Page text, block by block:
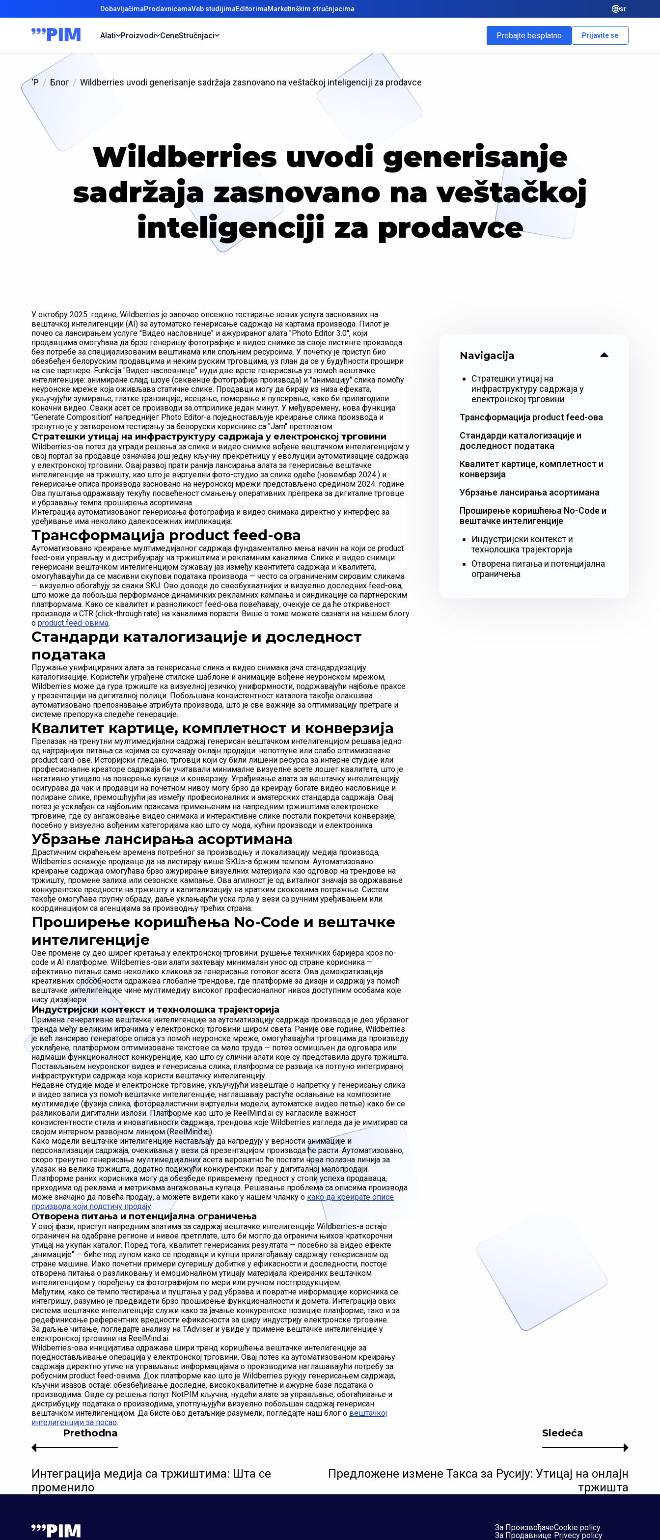
DobavljačimaProdavnicamaVeb studijimaEditorimaMarketinškim stručnjacima sr
Alati Proizvodi CeneStručnjaci Probajte besplatno Prijavite se
'P Блог Wildberries uvodi generisanje sadržaja zasnovano na veštačkoj inteligenciji za prodavce
Wildberries uvodi generisanje
sadržaja zasnovano na veštačkoj
inteligenciji za prodavce
У октобру 2025. године, Wildberries је започео опсежно тестирање нових услуга заснованих на
вештачкој интелигенцији (AI) за аутоматско генерисање садржаја на картама производа. Пилот је
почео са лансирањем услуге "Видео насловнице" и ажурираног алата "Photo Editor 3.0", који
продавцима омогућава да брзо генеришу фотографије и видео снимке за своје листинге производа
без потребе за специјализованим вештинама или спољним ресурсима. У почетку је приступ био
обезбеђен белоруским продавцима и неким руским трговцима, уз план да се у будућности прошири
на све партнере. Funkcija "Видео насловнице" нуди две врсте генерисања уз помоћ вештачке
интелигенције: анимиране слајд шоуе (секвенце фотографија производа) и "анимацију" слика помоћу
неуронске мреже која оживљава статичне слике. Продавци могу да бирају из низа ефеката,
укључујући зумирање, глатке транзиције, исецање, померање и пулсирање, како би прилагодили
коначни видео. Сваки асет се производи за отприлике један минут. У међувремену, нова функција
"Generate Composition" напреднијег Photo Editor-а поједностављује креирање слика производа и
тренутно је у затвореном тестирању за белоруски кориснике са "Jam" претплатом.
Стратешки утицај на инфраструктуру садржаја у електронској трговини
Wildberries-ов потез да угради решења за слике и видео снимке вођене вештачком интелигенцијом у
свој портал за продавце означава још једну кључну прекретницу у еволуцији аутоматизације садржаја
у електронској трговини. Овај развој прати ранија лансирања алата за генерисање вештачке
интелигенције на тржишту, као што је виртуелни фото-студио за слике одеће (новембар 2024.) и
генерисање описа производа засновано на неуронској мрежи представљено средином 2024. године.
Ова пуштања одражавају текућу посвећеност смањењу оперативних препрека за дигиталне трговце
и убрзавању темпа проширења асортимана.
Интеграција аутоматизованог генерисања фотографија и видео снимака директно у интерфејс за
уређивање има неколико далекосежних импликација:
Трансформација product feed-ова
Аутоматизовано креирање мултимедијалног садржаја фундаментално мења начин на који се product
feed-ови управљају и дистрибуирају на тржиштима и рекламним каналима. Слике и видео снимци
генерисани вештачком интелигенцијом сужавају јаз између квантитета садржаја и квалитета,
омогућавајући да се масивни скупови података производа — често са ограниченим сировим сликама
— визуелно обогаћују за сваки SKU. Ово доводи до свеобухватнијих и визуелно доследних feed-ова,
што може да побољша перформансе динамичких рекламних кампања и синдикације са партнерским
платформама. Како се квалитет и разноликост feed-ова повећавају, очекује се да ће откривеност
производа и CTR (click-through rate) на каналима порасти. Више о томе можете сазнати на нашем блогу
о product feed-овима.
Стандарди каталогизације и доследност
података
Пружање унифицираних алата за генерисање слика и видео снимака јача стандардизацију
каталогизације. Користећи уграђене стилске шаблоне и анимације вођене неуронском мрежом,
Wildberries може да гура тржиште ка визуелној језичкој униформности, подржавајући најбоље праксе
у презентацији на дигиталној полици. Побољшана конзистентност каталога такође олакшава
аутоматизовано препознавање атрибута производа, што је све важније за оптимизацију претраге и
системе препорука следеће генерације.
Квалитет картице, комплетност и конверзија
Прелазак на тренутни мултимедијални садржај генерисан вештачком интелигенцијом решава једно
од најтрајнијих питања са којима се суочавају онлајн продајци: непотпуне или слабо оптимизоване
product card-ове. Историјски гледано, трговци који су били лишени ресурса за интерне студије или
професионалне креаторе садржаја би учитавали минималне визуелне асете лошег квалитета, што је
негативно утицало на поверење купаца и конверзију. Уграђивање алата за вештачку интелигенцију
осигурава да чак и продавци на почетном нивоу могу брзо да креирају богате видео насловнице и
полиране слике, премошћујући јаз између професионалних и аматерских стандарда садржаја. Овај
потез је усклађен са најбољим праксама примењеним на напредним тржиштима електронске
трговине, где су ангажовање видео снимака и интерактивне слике постали покретачи конверзије,
посебно у визуелно вођеним категоријама као што су мода, кућни производи и електроника.
Убрзање лансирања асортимана
Драстичним скраћењем времена потребног за производњу и локализацију медија производа,
Wildberries оснажује продавце да на листирају више SKUs-а бржим темпом. Аутоматизовано
креирање садржаја омогућава брзо ажурирање визуелних материјала као одговор на трендове на
тржишту, промене залиха или сезонске кампање. Ова агилност је од виталног значаја за одржавање
конкурентске предности на тржишту и капитализацију на кратким скоковима потражње. Систем
такође омогућава групну обраду, даље уклањајући уска грла у вези са ручним уређивањем или
координацијом са агенцијама за производњу трећих страна.
Проширење коришћења No-Code и вештачке
интелигенције
Ове промене су део ширег кретања у електронској трговини: рушење техничких баријера кроз no-
code и AI платформе. Wildberries-ови алати захтевају минималан унос од стране корисника —
ефективно питање само неколико кликова за генерисање готовог асета. Ова демократизација
креативних способности одражава глобалне трендове, где платформе за дизајн и садржај уз помоћ
вештачке интелигенције чине мултимедију високог професионалног нивоа доступним особама које
нису дизајнери.
Индустријски контекст и технолошка трајекторија
Примена генеративне вештачке интелигенције за аутоматизацију садржаја производа је део убрзаног
тренда међу великим играчима у електронској трговини широм света. Раније ове године, Wildberries
је већ лансирао генераторе описа уз помоћ неуронске мреже, омогућавајући трговцима да произведу
усклађене, платформом оптимизоване текстове са мало труда — потез осмишљен да одговара или
надмаши функционалност конкуренције, као што су слични алати које су представила друга тржишта.
Постављањем неуронског видеа и генерисања слика, платформа се развија ка потпуно интегрираној
инфраструктури садржаја која користи вештачку интелигенцију.
Недавне студије моде и електронске трговине, укључујући извештаје о напретку у генерисању слика
и видео записа уз помоћ вештачке интелигенције, наглашавају растуће ослањање на композитне
мултимедије (фузија слика, фотореалистични виртуелни модели, аутоматске видео петље) како би се
разликовали дигитални излози. Платформе као што је ReelMind.ai су нагласиле важност
конзистентности стила и иновативности садржаја, трендова које Wildberries изгледа да је имитирао са
својом интерном развојном линијом (ReelMind.ai).
Како модели вештачке интелигенције настављају да напредују у верности анимације и
персонализацији садржаја, очекивања у вези са презентацијом производа ће расти. Аутоматизовано,
скоро тренутно генерисање мултимедијалних асета вероватно ће постати нова полазна линија за
улазак на велика тржишта, додатно подижући конкурентски праг у дигиталној малопродаји.
Платформе раних корисника могу да обезбеде привремену предност у стопи успеха продаваца,
приходима од реклама и метрикама ангажовања купаца. Решавање проблема са описима производа
може значајно да повећа продају, а можете видети како у нашем чланку о како да креирате описе
производа који подстичу продају.
Отворена питања и потенцијална ограничења
У овој фази, приступ напредним алатима за садржај вештачке интелигенције Wildberries-а остаје
ограничен на одабране регионе и нивое претплате, што би могло да ограничи њихов краткорочни
утицај на укупан каталог. Поред тога, квалитет генерисаних резултата — посебно за видео ефекте
„анимације“ — биће под лупом како се продавци и купци прилагођавају садржају генерисаном од
стране машине. Иако почетни примери сугеришу добитке у ефикасности и доследности, постоје
отворена питања о разликовању и емоционалном утицају материјала креираних вештачком
интелигенцијом у поређењу са фотографијом по мери или ручном постпродукцијом.
Међутим, како се темпо тестирања и пуштања у рад убрзава и повратне информације корисника се
интегришу, разумно је предвидети брзо проширење функционалности и домета. Интеграција ових
система вештачке интелигенције служи како за јачање конкурентске позиције платформе, тако и за
редефинисање референтних вредности ефикасности за ширу индустрију електронске трговине.
За даљње читање, погледајте анализу на TAdviser и увиде у примене вештачке интелигенције у
електронској трговини на ReelMind.ai.
Wildberries-ова иницијатива одражава шири тренд коришћења вештачке интелигенције за
поједностављивање операција у електронској трговини. Овај потез ка аутоматизованом креирању
садржаја директно утиче на управљање информацијама о производима наглашавајући потребу за
робусним product feed-овима. Док платформе као што је Wildberries рукују генерисањем садржаја,
кључни изазов остаје: обезбеђивање доследне, висококвалитетне и ажурне базе података о
производима. Овде су решења попут NotPIM кључна, нудећи алате за управљање, обогаћивање и
дистрибуцију података о производима, употпуњујући визуелно побољшан садржај генерисан
вештачком интелигенцијом. Да бисте ово детаљније разумели, погледајте наш блог о вештачкој
интелигенцији за посао.
Navigacija
Стратешки утицај на
инфраструктуру садржаја у
електронској трговини
Трансформација product feed-ова
Стандарди каталогизације и
доследност података
Квалитет картице, комплетност и
конверзија
Убрзање лансирања асортимана
Проширење коришћења No-Code и
вештачке интелигенције
Индустријски контекст и
технолошка трајекторија
Отворена питања и потенцијална
ограничења
Sledeća
Предложене измене Такса за Русију: Утицај на онлајн
тржишта
Prethodna
Интеграција медија са тржиштима: Шта се
променило
За Произвођаче
За Продавнице
Cookie policy
Privecy policy